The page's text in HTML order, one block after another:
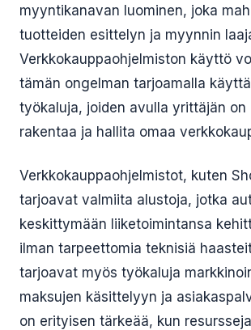
myyntikanavan luominen, joka
tuotteiden esittelyn ja myynnin
Verkkokauppaohjelmiston käyttö
tämän ongelman tarjoamalla
työkaluja, joiden avulla yrittäjän on
rakentaa ja hallita omaa
Verkkokauppaohjelmistot, kuten
tarjoavat valmiita alustoja, jotka
keskittymään liiketoimintansa
ilman tarpeettomia teknisiä
tarjoavat myös työkaluja
maksujen käsittelyyn ja
on erityisen tärkeää, kun